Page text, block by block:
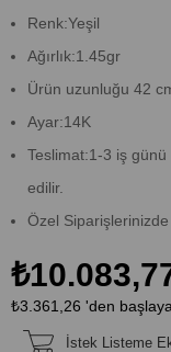
Renk:Yeşil
Ağırlık:1.45gr
Ürün uzunluğu 42
Ayar:14K
Teslimat:1-3 iş günü
edilir.
Özel
₺3.361,26 'den
İstek Listeme